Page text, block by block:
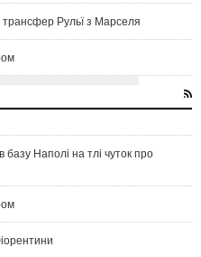
трансфер Рульї з Марселя
базу Наполі на тлі чуток про